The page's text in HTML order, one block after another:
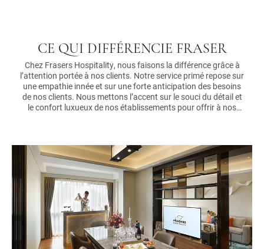
CE QUI DIFFÉRENCIE FRASER
Chez Frasers Hospitality, nous faisons la différence grâce à
l’attention portée à nos clients. Notre service primé repose sur
une empathie innée et sur une forte anticipation des besoins
de nos clients. Nous mettons l’accent sur le souci du détail et
le confort luxueux de nos établissements pour offrir à nos